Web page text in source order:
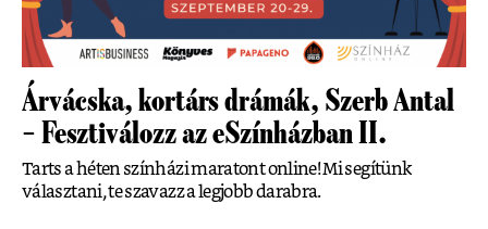
Árvácska, kortárs drámák, Szerb Antal
– Fesztiválozz az eSzínházban II.
Tarts a héten színházi maratont online! Mi segítünk
választani, te szavazz a legjobb darabra.